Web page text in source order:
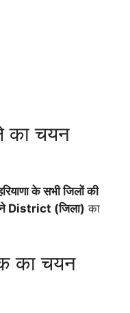
का चयन
के सभी जिलों की
District (जिला) का
का चयन